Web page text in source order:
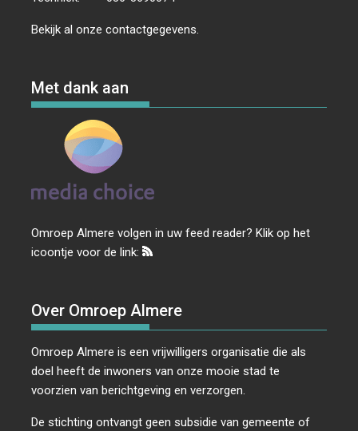
Bekijk al onzecontactgegevens
Met dank aan
Omroep Almere volgen in uw feed reader? Klik op het
icoontje voor de link:
Over Omroep Almere
Omroep Almere is een vrijwilligers organisatie die als
doel heeft de inwoners van onze mooie stad te
voorzien van berichtgeving en verzorgen.
De stichting ontvangt geen subsidie van gemeente of